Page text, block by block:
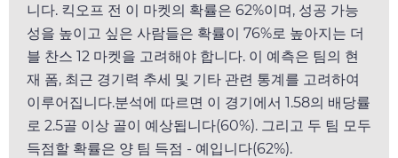
니다. 킥오프 전 이 마켓의 확률은 62%이며, 성공 가능
성을 높이고 싶은 사람들은 확률이 76%로 높아지는 더
블 찬스 12 마켓을 고려해야 합니다. 이 예측은 팀의 현
재 폼, 최근 경기력 추세 및 기타 관련 통계를 고려하여
이루어집니다.분석에 따르면 이 경기에서 1.58의 배당률
로 2.5골 이상 골이 예상됩니다(60%). 그리고 두 팀 모두
득점할 확률은 양 팀 득점 - 예입니다(62%).